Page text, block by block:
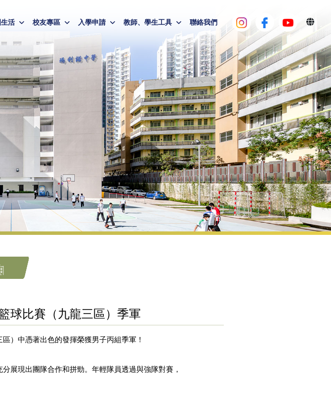
活 校友專區 入學申請 教師、學生工具 聯絡我們
球比賽（九龍三區）季軍
）中憑著出色的發揮榮獲男子丙組季軍！
展現出團隊合作和拼勁。年輕隊員透過與強隊對賽，